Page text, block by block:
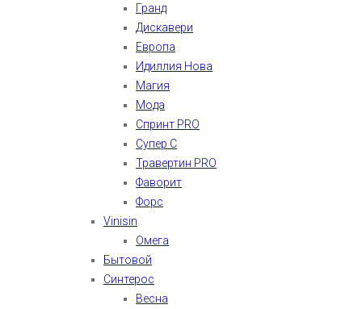
Гранд
Дискавери
Европа
Идиллия Нова
Магия
Мода
Спринт PRO
Супер С
Травертин PRO
Фаворит
Форс
Vinisin
Омега
Бытовой
Синтерос
Весна